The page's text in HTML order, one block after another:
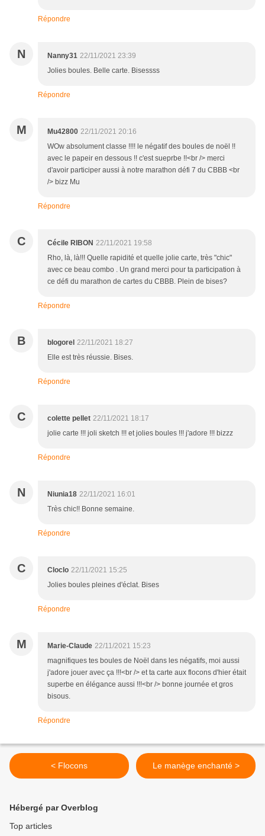
Répondre
N Nanny31 22/11/2021 23:39
Jolies boules. Belle carte. Bisessss
Répondre
M Mu42800 22/11/2021 20:16
WOw absolument classe !!!! le négatif des boules de noël !!
avec le papeir en dessous !! c'est sueprbe !!<br /> merci
d'avoir participer aussi à notre marathon défi 7 du CBBB <br
/> bizz Mu
Répondre
C Cécile RIBON 22/11/2021 19:58
Rho, là, là!!! Quelle rapidité et quelle jolie carte, très "chic"
avec ce beau combo . Un grand merci pour ta participation à
ce défi du marathon de cartes du CBBB. Plein de bises?
Répondre
B blogorel 22/11/2021 18:27
Elle est très réussie. Bises.
Répondre
C colette pellet 22/11/2021 18:17
jolie carte !!! joli sketch !!! et jolies boules !!! j'adore !!! bizzz
Répondre
N Niunia18 22/11/2021 16:01
Très chic!! Bonne semaine.
Répondre
C Cloclo 22/11/2021 15:25
Jolies boules pleines d'éclat. Bises
Répondre
M Marie-Claude 22/11/2021 15:23
magnifiques tes boules de Noël dans les négatifs, moi aussi
j'adore jouer avec ça !!!<br /> et ta carte aux flocons d'hier était
superbe en élégance aussi !!!<br /> bonne journée et gros
bisous.
Répondre
< Flocons Le manège enchanté >
Hébergé par Overblog
Top articles